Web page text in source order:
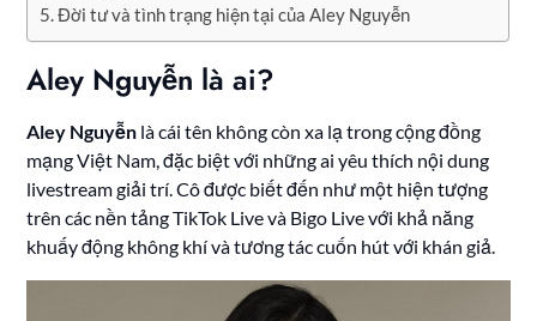
Đời tư và tình trạng hiện tại của Aley Nguyễn
Aley Nguyễn là ai?
Aley Nguyễn là cái tên không còn xa lạ trong cộng đồng
mạng Việt Nam, đặc biệt với những ai yêu thích nội dung
livestream giải trí. Cô được biết đến như một hiện tượng
trên các nền tảng TikTok Live và Bigo Live với khả năng
khuấy động không khí và tương tác cuốn hút với khán giả.